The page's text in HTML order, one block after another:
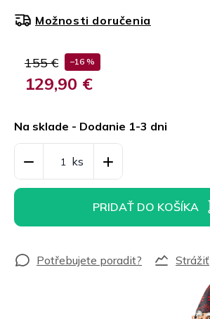
155 € –16 %
129,90 €
cena:
Na sklade - Dodanie 1-3 dni
Možnosti doručenia
PRIDAŤ DO KOŠÍKA
Strážiť